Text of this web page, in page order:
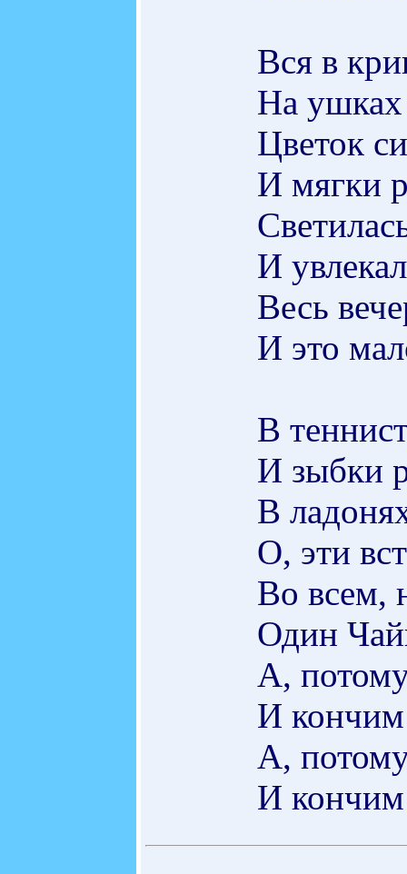
Вся в
На
Цветок
И мягки
И
Весь
И это
В
И зыбки
В
О, эти
Во всем,
Один
А,
И кончим
А,
И кончим